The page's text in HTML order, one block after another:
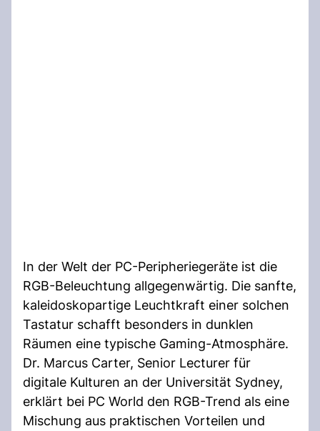
In der Welt der PC-Peripheriegeräte ist die
RGB-Beleuchtung allgegenwärtig. Die sanfte,
kaleidoskopartige Leuchtkraft einer solchen
Tastatur schafft besonders in dunklen
Räumen eine typische Gaming-Atmosphäre.
Dr. Marcus Carter, Senior Lecturer für
digitale Kulturen an der Universität Sydney,
erklärt bei PC World den RGB-Trend als eine
Mischung aus praktischen Vorteilen und